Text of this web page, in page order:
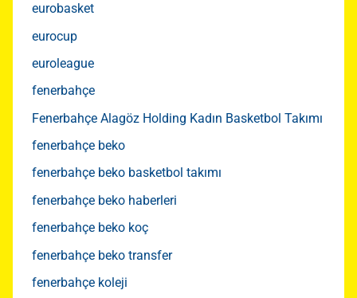
eurobasket
eurocup
euroleague
fenerbahçe
Fenerbahçe Alagöz Holding Kadın Basketbol Takımı
fenerbahçe beko
fenerbahçe beko basketbol takımı
fenerbahçe beko haberleri
fenerbahçe beko koç
fenerbahçe beko transfer
fenerbahçe koleji